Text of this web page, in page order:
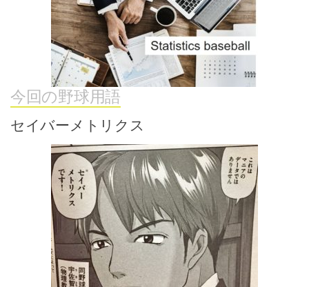
今回の野球用語
セイバーメトリクス